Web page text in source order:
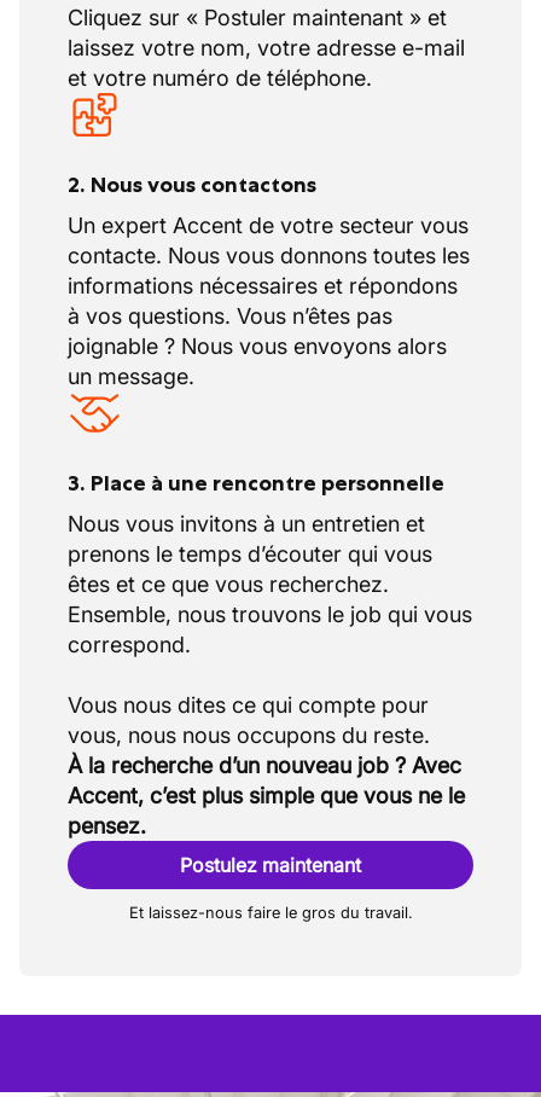
Curieux d'en savoir plus? N'hésitez pas à
nous contacter au 04/220.01.73.
Cliquez sur « Postuler maintenant » et
laissez votre nom, votre adresse e-mail
et votre numéro de téléphone.
2. Nous vous contactons
Un expert Accent de votre secteur vous
contacte. Nous vous donnons toutes les
informations nécessaires et répondons
à vos questions. Vous n’êtes pas
joignable ? Nous vous envoyons alors
un message.
3. Place à une rencontre personnelle
Nous vous invitons à un entretien et
prenons le temps d’écouter qui vous
êtes et ce que vous recherchez.
Ensemble, nous trouvons le job qui vous
correspond.
Vous nous dites ce qui compte pour
À la recherche d’un nouveau job ? Avec
Accent, c’est plus simple que vous ne le
pensez.
Postulez maintenant
Et laissez-nous faire le gros du travail.